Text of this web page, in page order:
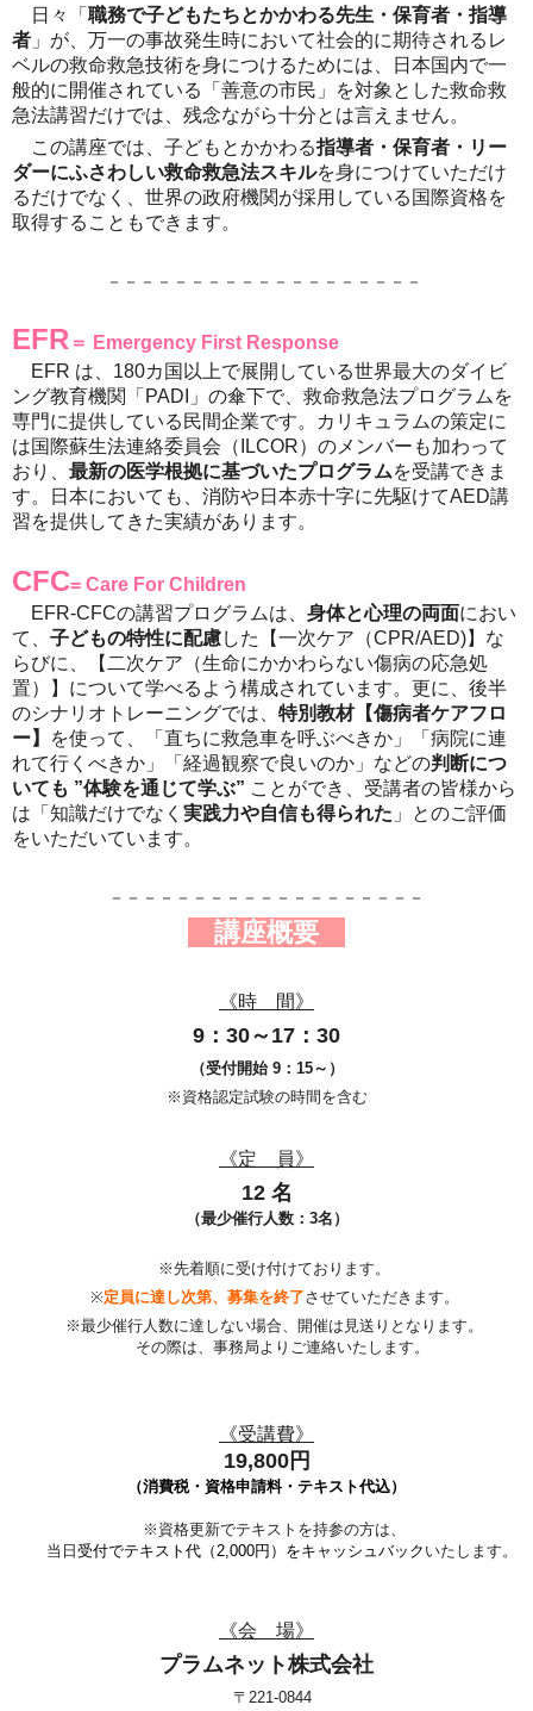
日々「 職務で子どもたちとかかわる先生・保育者・指導
者 」が、万一の事故発生時において社会的に期待されるレ
ベルの救命救急技術を身につけるためには、日本国内で一
般的に開催されている「善意の市民」を対象とした救命救
急法講習だけでは、残念ながら十分とは言えません。
この講座では、子どもとかかわる指導者・保育者・リー
ダーにふさわしい救命救急法スキルを身につけていただけ
るだけでなく、世界の政府機関が採用している国際資格を
取得することもできます。
－－－－－－－－－－－－－－－－－－－
EFR ＝ Emergency First Response
EFR は、180カ国以上で展開している世界最大のダイビ
ング教育機関「PADI」の傘下で、救命救急法プログラムを
専門に提供している民間企業です。カリキュラムの策定に
は国際蘇生法連絡委員会（ILCOR）のメンバーも加わって
おり、 最新の医学根拠に基づいたプログラムを受講できま
す。日本においても、消防や日本赤十字に先駆けてAED講
習を提供してきた実績があります。
CFC= Care For Children
EFR-CFCの講習プログラムは、 身体と心理の両面におい
て、 子どもの特性に配慮した【一次ケア（CPR/AED)】な
らびに、【二次ケア（生命にかかわらない傷病の応急処
置）】について学べるよう構成されています。更に、後半
のシナリオトレーニングでは、 特別教材【傷病者ケアフロ
ー】
を使って、「直ちに救急車を呼ぶべきか」「病院に連
れて行くべきか」「経過観察で良いのか」などの判断につ
いても ”体験を通じて学ぶ” ことができ、受講者の皆様から
は「知識だけでなく 実践力や自信も得られた 」とのご評価
をいただいています。
－－－－－－－－－－－－－－－－－－－
講座概要
《時 間》
9：30～17：30
（受付開始 9：15～）
※資格認定試験の時間を含む
《定 員》
12名
（最少催行人数：3名）
※先着順に受け付けております。
※定員に達し次第、募集を終了させていただきます。
※最少催行人数に達しない場合、開催は見送りとなります。
その際は、事務局よりご連絡いたします。
《受講費》
19,800円
（消費税・資格申請料・テキスト代込）
※ 資格更新でテキストを持参の方は、
当日 受付でテキスト代（2,000円）をキャッシュバック いたします。
《会 場》
プラムネット株式会社
〒221-0844